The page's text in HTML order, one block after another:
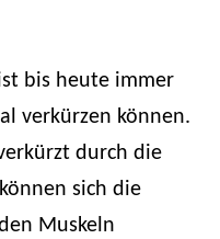
bis heute immer
verkürzen können.
durch die
sich die
Muskeln